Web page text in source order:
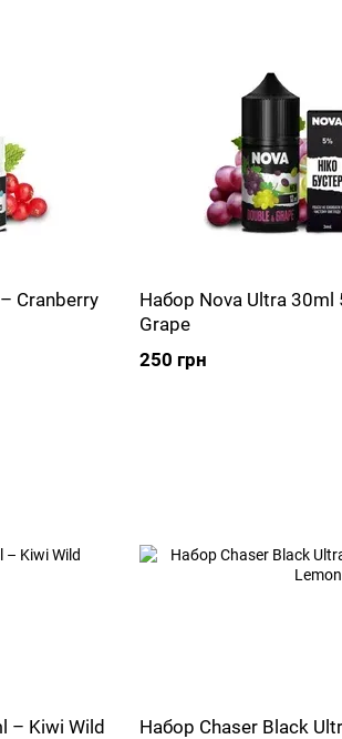
Cranberry
Набор Nova Ultra 30ml
Grape
250 грн
– Kiwi Wild
Набор Chaser Black